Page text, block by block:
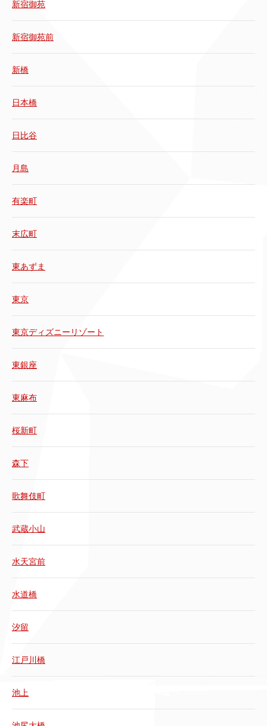
新宿御苑
新宿御苑前
新橋
日本橋
日比谷
月島
有楽町
末広町
東あずま
東京
東京ディズニーリゾート
東銀座
東麻布
桜新町
森下
歌舞伎町
武蔵小山
水天宮前
水道橋
汐留
江戸川橋
池上